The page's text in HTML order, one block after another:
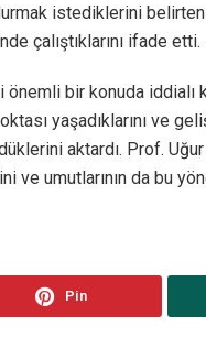
istediklerini
çalıştıklarını ifade etti.
bir konuda iddialı
yaşadıklarını ve
aktardı. Prof. Uğur
umutlarının da bu
Pin